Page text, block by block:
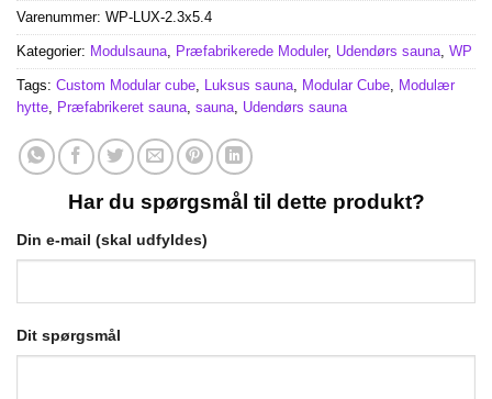
Varenummer: WP-LUX-2.3x5.4
Kategorier: Modulsauna Præfabrikerede Moduler, Udendørs sauna WP
Tags: Custom Modular cube Luksus sauna Modular Cube
Modulær
hytte
Præfabrikeret sauna sauna Udendørs sauna
Har du spørgsmål til dette produkt?
Din e-mail (skal udfyldes)
Dit spørgsmål